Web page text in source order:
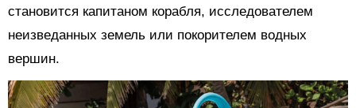
становится капитаном корабля, исследователем
неизведанных земель или покорителем водных
вершин.